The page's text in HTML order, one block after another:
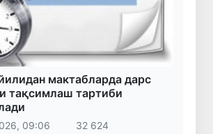
мактабларда дарс
тақсимлаш тартиби
09:06 32 624